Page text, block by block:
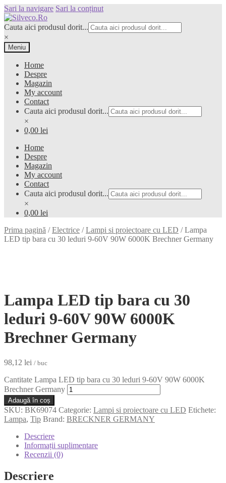
Sari la navigare Sari la conținut
Cauta aici produsul dorit...
×
Meniu
Home
Despre
Magazin
My account
Contact
Cauta aici produsul dorit...
×
0,00 lei
Home
Despre
Magazin
My account
Contact
Cauta aici produsul dorit...
×
0,00 lei
Prima pagină /Electrice /Lampi si proiectoare cu LED /Lampa
LED tip bara cu 30 leduri 9-60V 90W 6000K Brechner Germany
Lampa LED tip bara cu 30
leduri 9-60V 90W 6000K
Brechner Germany
98,12 lei / buc
Cantitate Lampa LED tip bara cu 30 leduri 9-60V 90W 6000K
Brechner Germany
Adaugă în coș
SKU: BK69074 Categorie: Lampi si proiectoare cu LED Etichete:
Lampa, Tip Brand: BRECKNER GERMANY
Descriere
Informații suplimentare
Recenzii (0)
Descriere